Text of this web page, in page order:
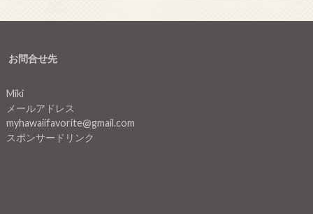
お問合せ先
Miki
メールアドレス
myhawaiifavorite@gmail.com
スポンサードリンク